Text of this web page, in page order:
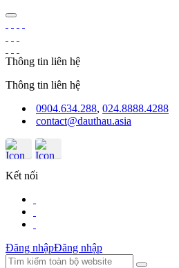
Thông tin liên hệ
Thông tin liên hệ
0904.634.288, 024.8888.4288
contact@dauthau.asia
Kết nối
Đăng nhậpĐăng nhập